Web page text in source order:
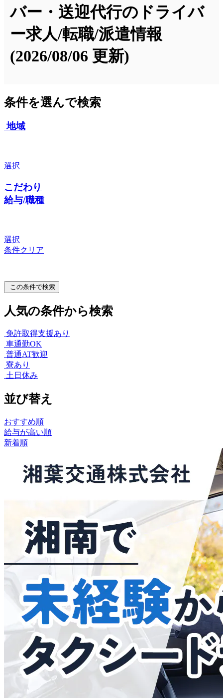
バー・送迎代行のドライバ
ー求人/転職/派遣情報
(2026/08/06 更新)
条件を選んで検索
地域
選択
こだわり
給与/職種
選択
条件クリア
この条件で検索
人気の条件から検索
免許取得支援あり
車通勤OK
普通AT歓迎
寮あり
土日休み
並び替え
おすすめ順
給与が高い順
新着順